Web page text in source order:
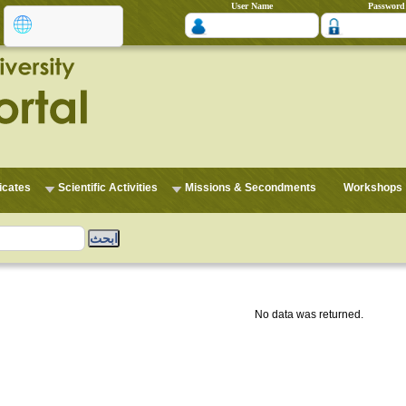
User Name
Scientific Activities Missions & Secondments Workshops
No data was returned.